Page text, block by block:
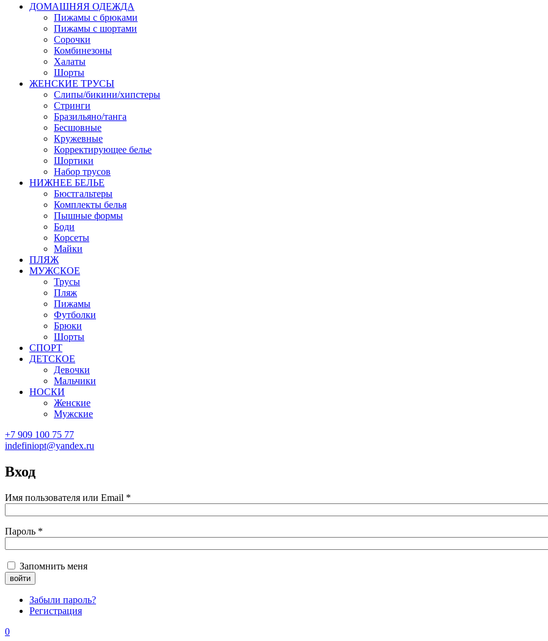
ДОМАШНЯЯ ОДЕЖДА
Пижамы с брюками
Пижамы с шортами
Сорочки
Комбинезоны
Халаты
Шорты
ЖЕНСКИЕ ТРУСЫ
Слипы/бикини/хипстеры
Стринги
Бразильяно/танга
Бесшовные
Кружевные
Корректирующее белье
Шортики
Набор трусов
НИЖНЕЕ БЕЛЬЕ
Бюстгальтеры
Комплекты белья
Пышные формы
Боди
Корсеты
Майки
ПЛЯЖ
МУЖСКОЕ
Трусы
Пляж
Пижамы
Футболки
Брюки
Шорты
СПОРТ
ДЕТСКОЕ
Девочки
Мальчики
НОСКИ
Женские
Мужские
+7 909 100 75 77
indefiniopt@yandex.ru
Вход
Имя пользователя или Email *
Пароль *
Запомнить меня
Забыли пароль?
Регистрация
0